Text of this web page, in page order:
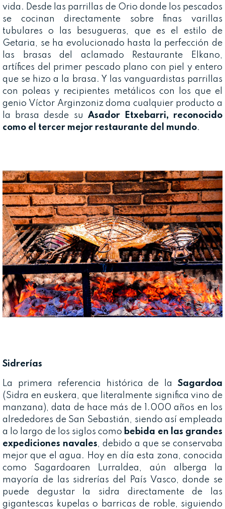
vida. Desde las parrillas de Orio donde los pescados
se cocinan directamente sobre finas varillas
tubulares o las besugueras, que es el estilo de
Getaria, se ha evolucionado hasta la perfección de
las brasas del aclamado Restaurante Elkano,
artífices del primer pescado plano con piel y entero
que se hizo a la brasa. Y las vanguardistas parrillas
con poleas y recipientes metálicos con los que el
genio Víctor Arginzoniz doma cualquier producto a
la brasa desde su Asador Etxebarri, reconocido
como el tercer mejor restaurante del mundo.
Sidrerías
La primera referencia histórica de la Sagardoa
(Sidra en euskera, que literalmente significa vino de
manzana), data de hace más de 1.000 años en los
alrededores de San Sebastián, siendo así empleada
a lo largo de los siglos como bebida en las grandes
expediciones navales, debido a que se conservaba
mejor que el agua. Hoy en día esta zona, conocida
como Sagardoaren Lurraldea, aún alberga la
mayoría de las sidrerías del País Vasco, donde se
puede degustar la sidra directamente de las
gigantescas kupelas o barricas de roble, siguiendo